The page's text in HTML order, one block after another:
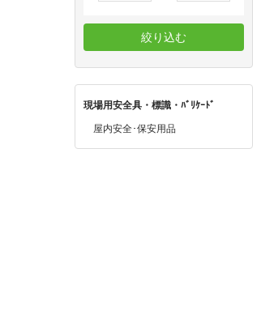
絞り込む
現場用安全具・標識・ﾊﾞﾘｹｰﾄﾞ
屋内安全･保安用品